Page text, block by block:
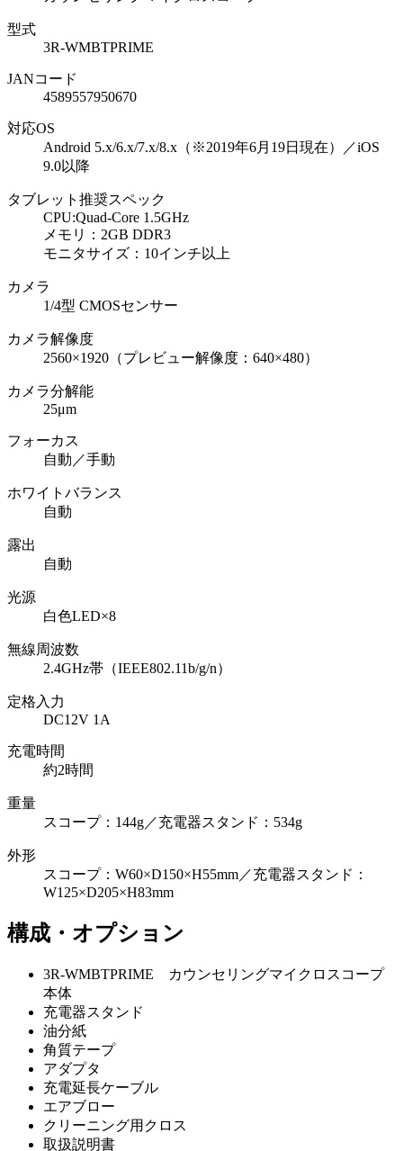
型式
3R-WMBTPRIME
JANコード
4589557950670
対応OS
Android 5.x/6.x/7.x/8.x（※2019年6月19日現在）／iOS
9.0以降
タブレット推奨スペック
CPU:Quad-Core 1.5GHz
メモリ：2GB DDR3
モニタサイズ：10インチ以上
カメラ
1/4型 CMOSセンサー
カメラ解像度
2560×1920（プレビュー解像度：640×480）
カメラ分解能
25μm
フォーカス
自動／手動
ホワイトバランス
自動
露出
自動
光源
白色LED×8
無線周波数
2.4GHz帯（IEEE802.11b/g/n）
定格入力
DC12V 1A
充電時間
約2時間
重量
スコープ：144g／充電器スタンド：534g
外形
スコープ：W60×D150×H55mm／充電器スタンド：
W125×D205×H83mm
構成・オプション
3R-WMBTPRIME カウンセリングマイクロスコープ
本体
充電器スタンド
油分紙
角質テープ
アダプタ
充電延長ケーブル
エアブロー
クリーニング用クロス
取扱説明書